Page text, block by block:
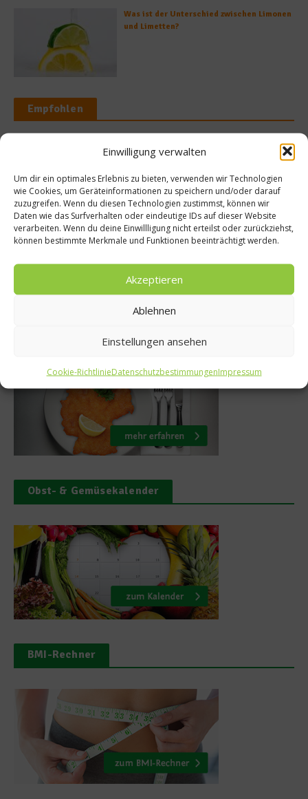
Einwilligung verwalten
Um dir ein optimales Erlebnis zu bieten, verwenden wir Technologien
wie Cookies, um Geräteinformationen zu speichern und/oder darauf
zuzugreifen. Wenn du diesen Technologien zustimmst, können wir
Daten wie das Surfverhalten oder eindeutige IDs auf dieser Website
verarbeiten. Wenn du deine Einwillligung nicht erteilst oder zurückziehst,
können bestimmte Merkmale und Funktionen beeinträchtigt werden.
Akzeptieren
Ablehnen
Einstellungen ansehen
Cookie-RichtlinieDatenschutzbestimmungenImpressum
Was ist der Unterschied zwischen Limonen
und Limetten?
Empfohlen
was? Das
Bio-Siegel
Rezept:
15.
Obst- & Gemüsekalender
BMI-Rechner